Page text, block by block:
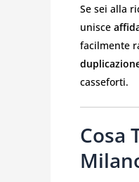
Se sei alla
unisce
facilmente
casseforti.
Cosa